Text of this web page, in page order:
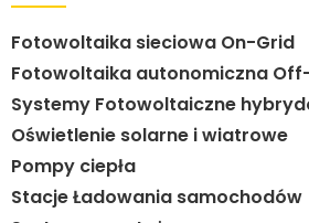
Fotowoltaika sieciowa On-Grid
Fotowoltaika autonomiczna
Systemy Fotowoltaiczne
Oświetlenie solarne i wiatrowe
Pompy ciepła
Stacje Ładowania samochodów